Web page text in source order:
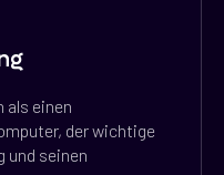
als einen
der wichtige
seinen